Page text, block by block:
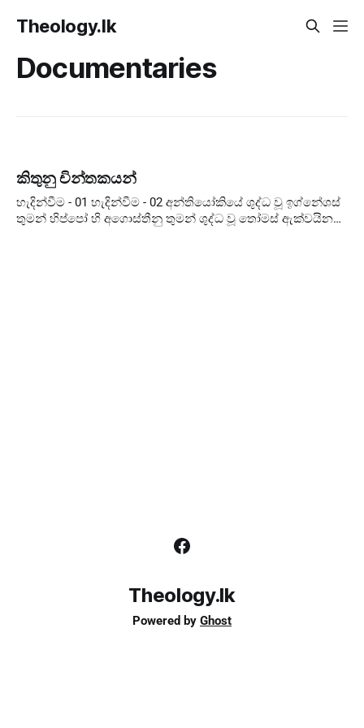
Theology.lk
Documentaries
කිතුනු චින්තකයන්
හැදින්වීම - 01 හැදින්වීම - 02 අන්තියෝකියේ ශුද්ධ වූ ඉග්නේශස්
තුමන් හිප්පෝ හි අගොස්තීනු තුමන් ශුද්ධ වූ තෝමස් ඇක්වයිනස්
Theology.lk
Powered by Ghost